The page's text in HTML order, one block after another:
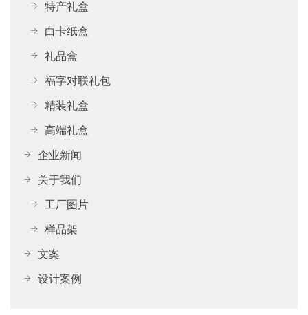
特产礼盒
白卡纸盒
礼品盒
福字对联礼包
精装礼盒
高端礼盒
企业新闻
关于我们
工厂图片
样品架
文案
设计案例